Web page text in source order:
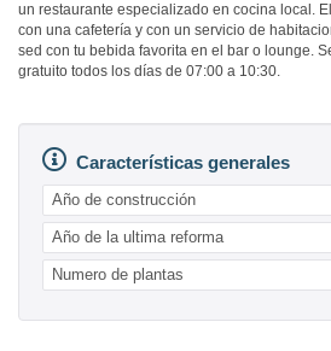
un restaurante especializado en cocina local.
con una cafetería y con un servicio de
sed con tu bebida favorita en el bar o lounge.
gratuito todos los días de 07:00 a 10:30.
Características generales
Año de construcción
Año de la ultima reforma
Numero de plantas